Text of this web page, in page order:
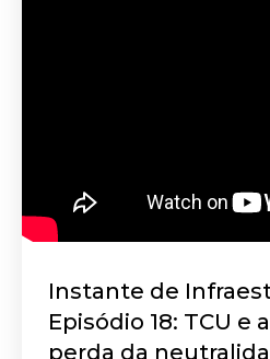
Instante de
Episódio 18: TCU e
perda da